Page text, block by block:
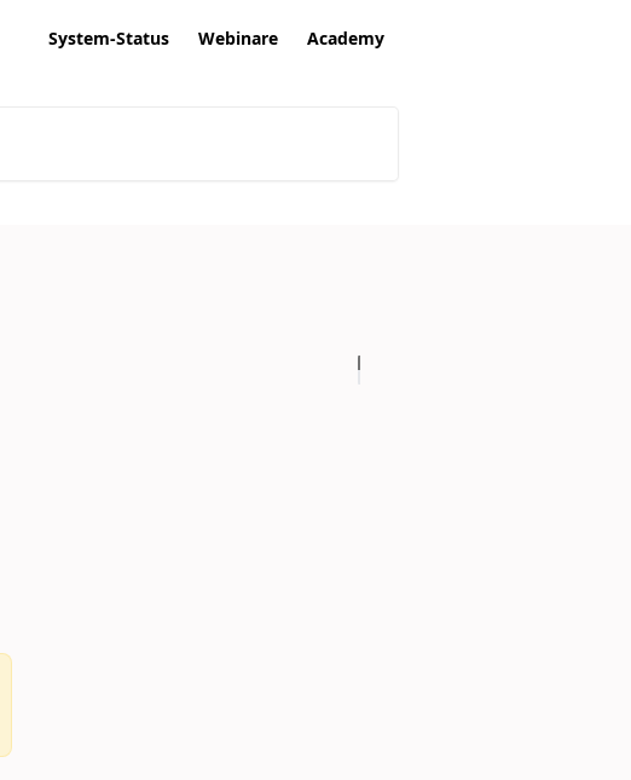
System-Status Webinare Academy